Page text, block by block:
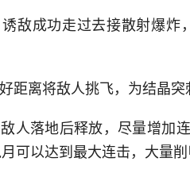
敌成功走过去接散射爆炸
距离将敌人挑飞，为结晶突
人落地后释放，尽量增加
可以达到最大连击，大量削